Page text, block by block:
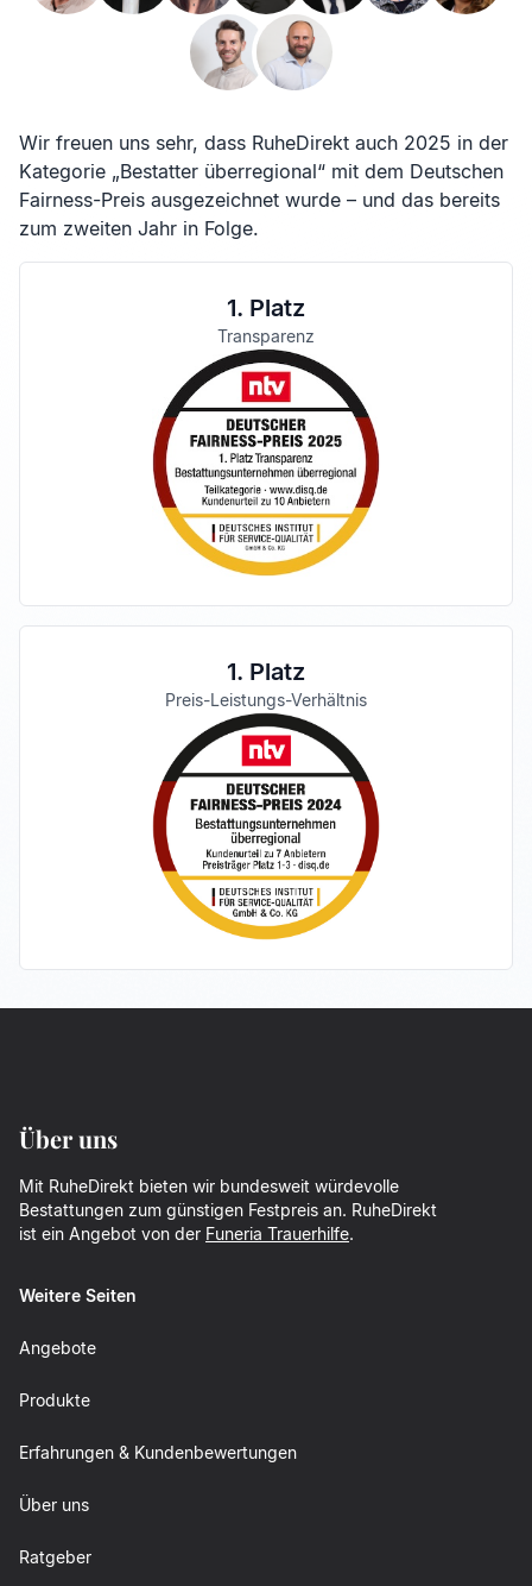
Wir freuen uns sehr, dass RuheDirekt auch 2025 in der
Kategorie „Bestatter überregional“ mit dem Deutschen
Fairness-Preis ausgezeichnet wurde – und das bereits
zum zweiten Jahr in Folge.
1. Platz
Transparenz
1. Platz
Preis-Leistungs-Verhältnis
Über uns
Mit RuheDirekt bieten wir bundesweit würdevolle
Bestattungen zum günstigen Festpreis an. RuheDirekt
ist ein Angebot von der Funeria Trauerhilfe.
Weitere Seiten
Angebote
Produkte
Erfahrungen & Kundenbewertungen
Über uns
Ratgeber